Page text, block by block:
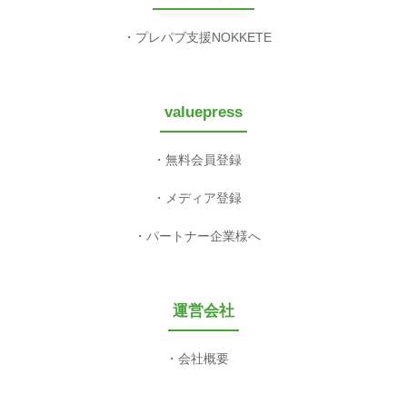
プレパブ支援NOKKETE
valuepress
無料会員登録
メディア登録
パートナー企業様へ
運営会社
会社概要